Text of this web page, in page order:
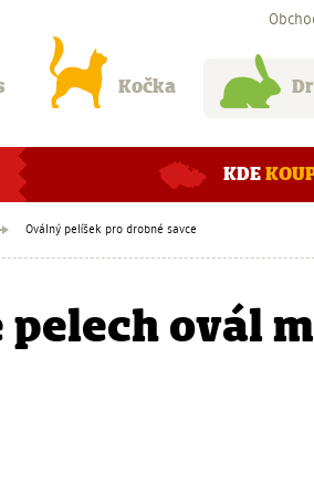
Kočka
KDE
Oválný pelíšek pro drobné savce
pelech ovál